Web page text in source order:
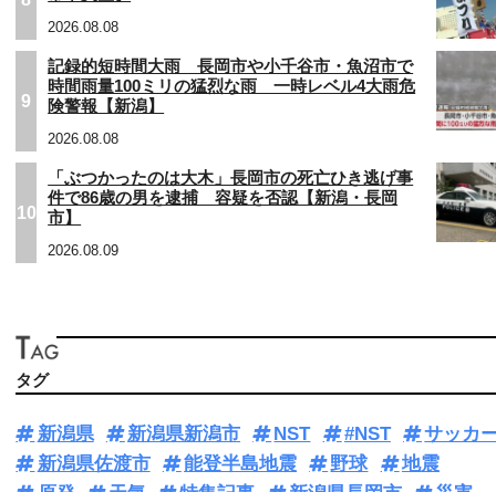
2026.08.08
9
記録的短時間大雨 長岡市や小千谷市・魚沼市で
時間雨量100ミリの猛烈な雨 一時レベル4大雨危
険警報【新潟】
2026.08.08
10
「ぶつかったのは大木」長岡市の死亡ひき逃げ事
件で86歳の男を逮捕 容疑を否認【新潟・長岡
市】
2026.08.09
タグ
新潟県 新潟県新潟市 NST #NST
サッカ
新潟県佐渡市
能登半島地震 野球
地震